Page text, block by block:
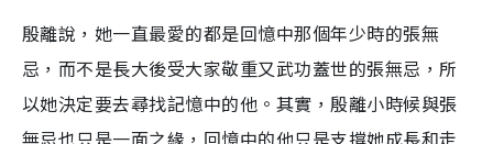
殷離說，她一直最愛的都是回憶中那個年少時的張無
忌，而不是長大後受大家敬重又武功蓋世的張無忌，所
以她決定要去尋找記憶中的他。其實，殷離小時候與張
無忌也只是一面之緣，回憶中的他只是支撐她成長和走